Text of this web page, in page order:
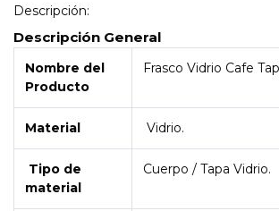
Descripción:
Descripción General
Nombre del
Producto
Frasco Vidrio Cafe
Material Vidrio.
Tipo de
material
Cuerpo / Tapa Vidrio.